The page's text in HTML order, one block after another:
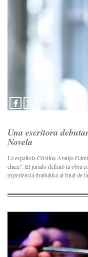
Una escritora
Novela
La española Cristina Araújo
chica". El jurado definió la obra
experiencia dramática al final de